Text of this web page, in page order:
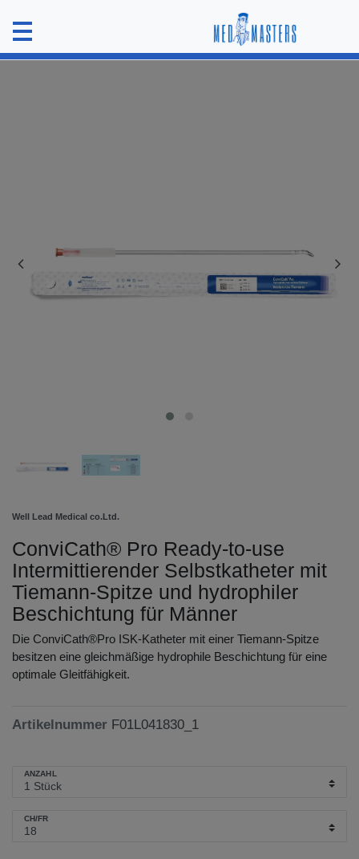
Well Lead Medical co.Ltd.
ConviCath® Pro Ready-to-use
Intermittierender Selbstkatheter mit
Tiemann-Spitze und hydrophiler
Beschichtung für Männer
Die ConviCath®Pro ISK-Katheter mit einer Tiemann-Spitze
besitzen eine gleichmäßige hydrophile Beschichtung für eine
optimale Gleitfähigkeit.
Artikelnummer F01L041830_1
ANZAHL
CH/FR